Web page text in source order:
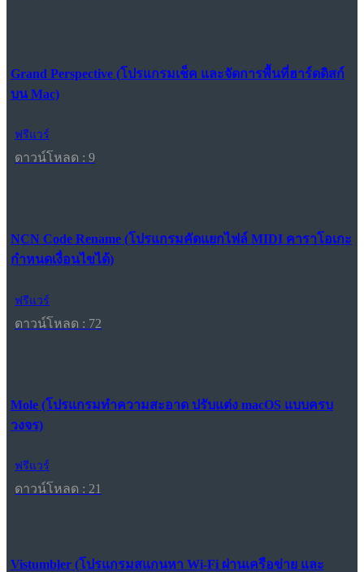
Grand Perspective (โปรแกรมเช็ค และจัดการพื้นที่ฮาร์ดดิสก์
บน Mac)
ฟรีแวร์
ดาวน์โหลด : 9
NCN Code Rename (โปรแกรมคัดแยกไฟล์ MIDI คาราโอเกะ
กำหนดเงื่อนไขได้)
ฟรีแวร์
ดาวน์โหลด : 72
Mole (โปรแกรมทำความสะอาด ปรับแต่ง macOS แบบครบ
วงจร)
ฟรีแวร์
ดาวน์โหลด : 21
Vistumbler (โปรแกรมสแกนหา Wi-Fi ผ่านเครือข่าย และ